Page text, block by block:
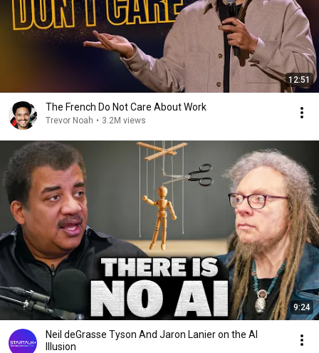
12:51
The French Do Not Care About Work
Trevor Noah • 3.2M views
9:24
Neil deGrasse Tyson And Jaron Lanier on the AI
Illusion